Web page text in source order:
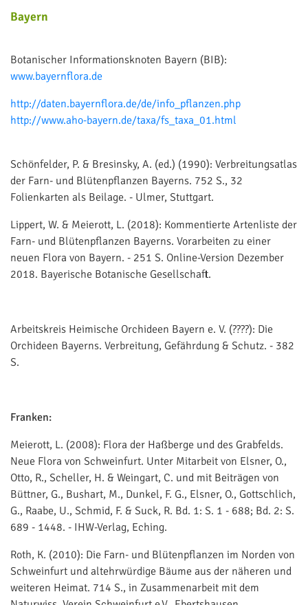
Bayern
Botanischer Informationsknoten Bayern (BIB):
www.bayernflora.de
http://daten.bayernflora.de/de/info_pflanzen.php
http://www.aho-bayern.de/taxa/fs_taxa_01.html
Schönfelder, P. & Bresinsky, A. (ed.) (1990): Verbreitungsatlas
der Farn- und Blütenpflanzen Bayerns. 752 S., 32
Folienkarten als Beilage. - Ulmer, Stuttgart.
Lippert, W. & Meierott, L. (2018): Kommentierte Artenliste der
Farn- und Blütenpflanzen Bayerns. Vorarbeiten zu einer
neuen Flora von Bayern. - 251 S. Online-Version Dezember
2018. Bayerische Botanische Gesellschaft.
Arbeitskreis Heimische Orchideen Bayern e. V. (????): Die
Orchideen Bayerns. Verbreitung, Gefährdung & Schutz. - 382
S.
Franken:
Meierott, L. (2008): Flora der Haßberge und des Grabfelds.
Neue Flora von Schweinfurt. Unter Mitarbeit von Elsner, O.,
Otto, R., Scheller, H. & Weingart, C. und mit Beiträgen von
Büttner, G., Bushart, M., Dunkel, F. G., Elsner, O., Gottschlich,
G., Raabe, U., Schmid, F. & Suck, R. Bd. 1: S. 1 - 688; Bd. 2: S.
689 - 1448. - IHW-Verlag, Eching.
Roth, K. (2010): Die Farn- und Blütenpflanzen im Norden von
Schweinfurt und altehrwürdige Bäume aus der näheren und
weiteren Heimat. 714 S., in Zusammenarbeit mit dem